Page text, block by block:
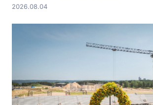
2026.08.04